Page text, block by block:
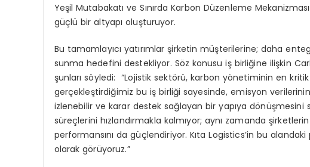
Yeşil Mutabakatı ve Sınırda Karbon Düzenleme
güçlü bir altyapı oluşturuyor.
Bu tamamlayıcı yatırımlar şirketin müşterilerine; daha
sunma hedefini destekliyor. Söz konusu iş birliğine ilişkin
şunları söyledi: “Lojistik sektörü, karbon yönetiminin en
gerçekleştirdiğimiz bu iş birliği sayesinde, emisyon verilerinin
izlenebilir ve karar destek sağlayan bir yapıya dönüşmesini
süreçlerini hızlandırmakla kalmıyor; aynı zamanda
performansını da güçlendiriyor. Kıta Logistics’in bu
olarak görüyoruz.”